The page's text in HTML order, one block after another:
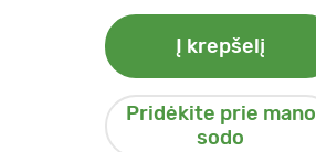
Į krepšelį
Pridėkite prie mano
sodo